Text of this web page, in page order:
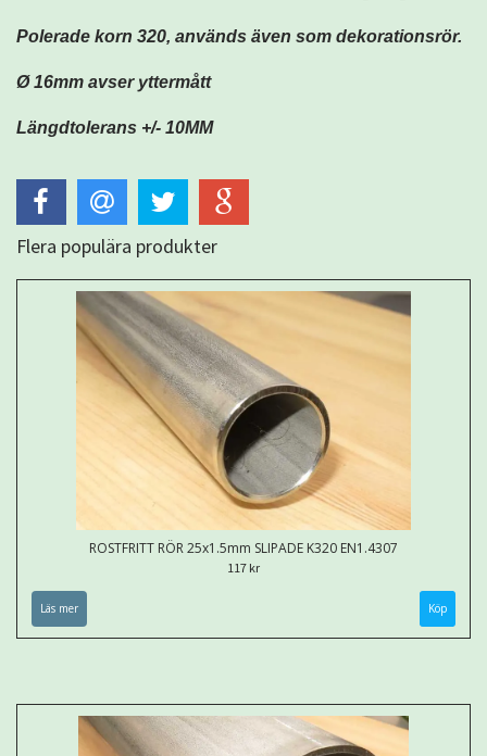
Polerade korn 320, används även som dekorationsrör.
Ø 16mm avser yttermått
Längdtolerans +/- 10MM
Flera populära produkter
ROSTFRITT RÖR 25x1.5mm SLIPADE K320 EN1.4307
117 kr
Läs mer Köp